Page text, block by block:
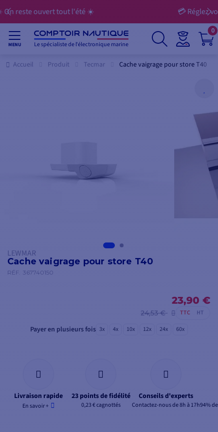
💳 Réglez vos achats en 3x, 4x, 10x, 12x… jusqu’à 60x
MENU Le spécialiste de l'électronique marine
0
Accueil Produit Tecmar Cache vaigrage pour store T40
LEWMAR
Cache vaigrage pour store T40
RÉF. 367740150
23,90 €
24,53 € TTC HT
Payer en plusieurs fois 3x 4x 10x 12x 24x 60x
Livraison rapide
En savoir +
23 points de fidélité
0,23 € cagnottés
Conseils d'experts
Contactez-nous de 8h à 17h94%